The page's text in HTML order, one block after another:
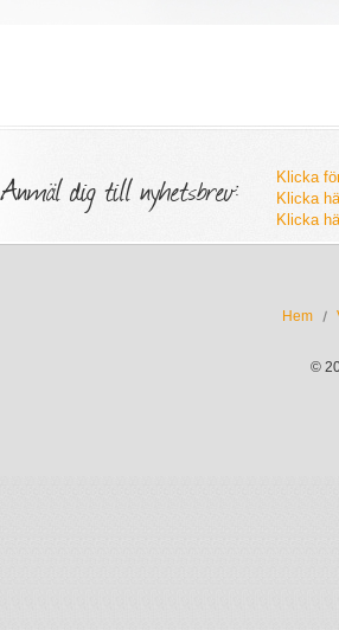
Anmäl dig till nyhetsbrev:
Klicka
Klicka
Klicka
Hem
©